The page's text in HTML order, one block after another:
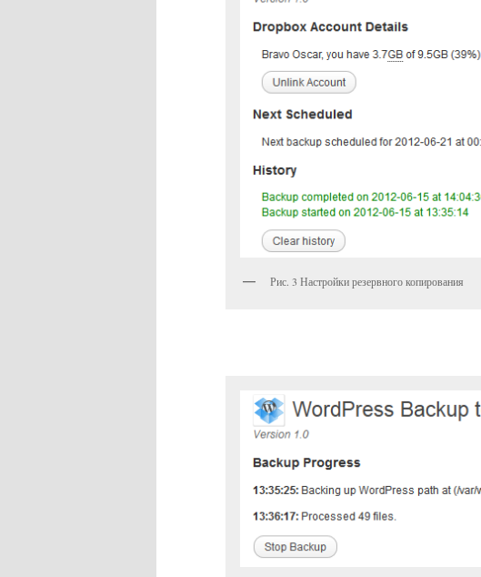
Рис. 3 Настройки резервного копирования